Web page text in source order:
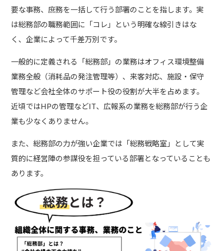
要な事務、庶務を一括して行う部署のことを指します。実
は総務部の職務範囲に「コレ」という明確な線引きはな
く、企業によって千差万別です。
一般的に定義される「総務部」の業務はオフィス環境整備
業務全般（消耗品の発注管理等）、来客対応、施設・保守
管理など会社全体のサポート役の役割が大半を占めます。
近頃ではHPの管理などIT、広報系の業務を総務部が行う企
業も少なくありません。
また、総務部の力が強い企業では「総務戦略室」として実
質的に経営陣の参謀役を担っている部署となっていることも
あります。